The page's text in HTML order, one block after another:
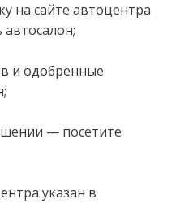
на сайте автоцентра
и одобренные
— посетите
указан в